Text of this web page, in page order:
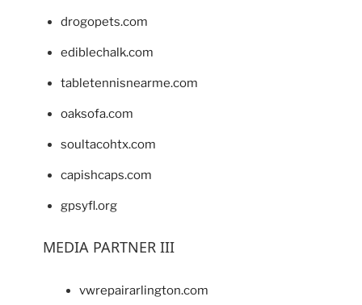
drogopets.com
ediblechalk.com
tabletennisnearme.com
oaksofa.com
soultacohtx.com
capishcaps.com
gpsyfl.org
MEDIA PARTNER III
vwrepairarlington.com